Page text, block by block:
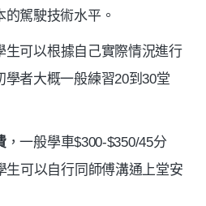
駕駛技術水平。
生可以根據自己實際情況進行
者大概一般練習20到30堂
，一般學車$300-$350/45分
生可以自行同師傅溝通上堂安